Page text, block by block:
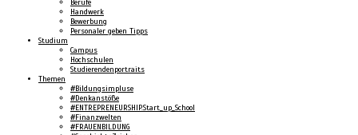
Berufe
Handwerk
Bewerbung
Personaler geben Tipps
Studium
Campus
Hochschulen
Studierendenportraits
Themen
#Bildungsimpluse
#Denkanstöße
#ENTREPRENEURSHIP.Start_up_School
#Finanzwelten
#FRAUENBILDUNG